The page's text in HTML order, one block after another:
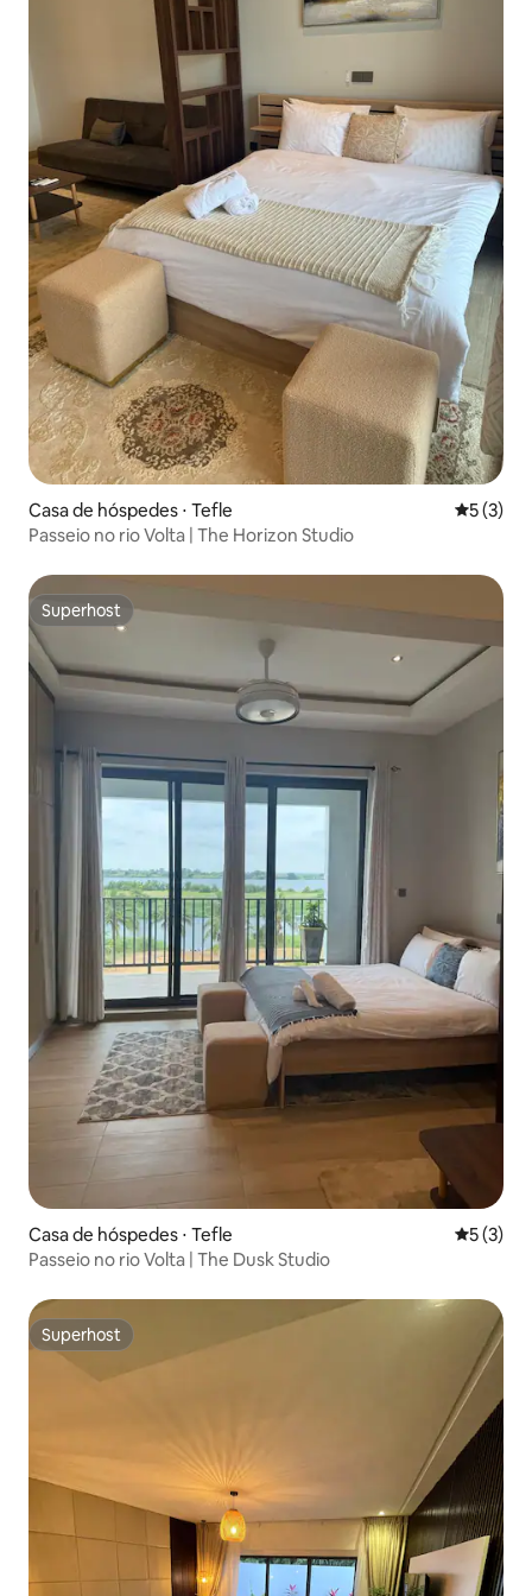
Casa de hóspedes ⋅ Tefle 5 de
5 (3)
Passeio no rio Volta | The Horizon Studio
Superhost
Superhost
Casa de hóspedes ⋅ Tefle 5 de
5 (3)
Passeio no rio Volta | The Dusk Studio
Superhost
Superhost